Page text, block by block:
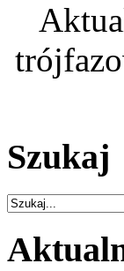
Szukaj